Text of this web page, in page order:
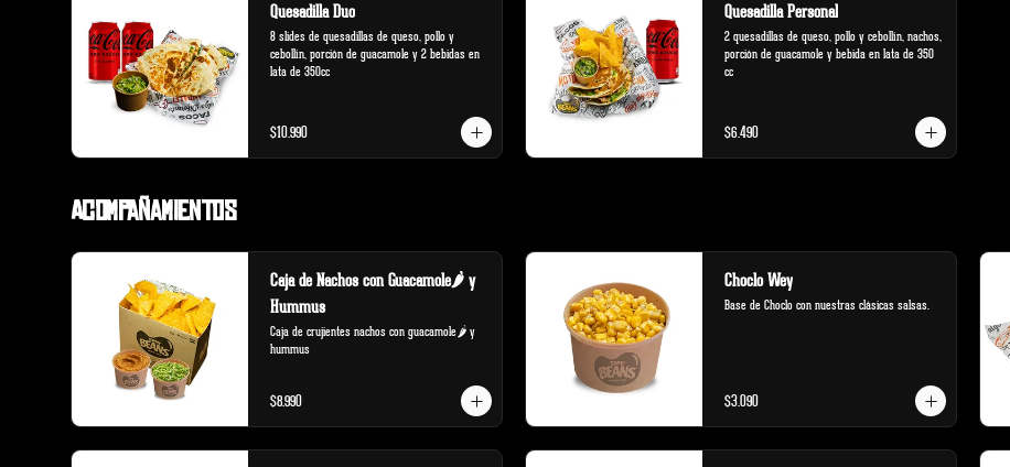
Quesadilla Duo
8 slides de quesadillas de queso, pollo y
cebollín, porción de guacamole y 2 bebidas en
lata de 350cc
$10.990
Quesadilla Personal
2 quesadillas de queso, pollo y cebollín, nachos,
porción de guacamole y bebida en lata de 350
cc
$6.490
Acompañamientos
Caja de Nachos con Guacamole🌶️ y
Hummus
Caja de crujientes nachos con guacamole🌶️ y
hummus
$8.990
Choclo Wey
Base de Choclo con nuestras clásicas salsas.
$3.090